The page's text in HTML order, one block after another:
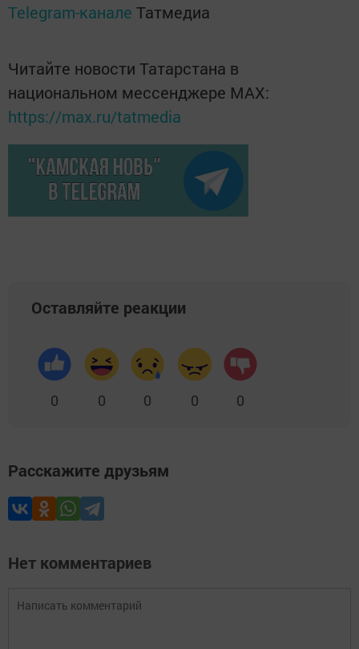
Telegram-канале Татмедиа
Читайте новости Татарстана в
национальном мессенджере MАХ:
https://max.ru/tatmedia
Оставляйте реакции
0 0 0 0 0
Расскажите друзьям
Нет комментариев